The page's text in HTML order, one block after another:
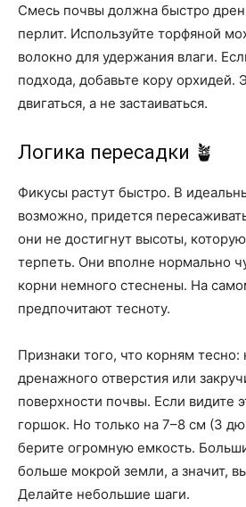
Смесь почвы должна быстро
перлит. Используйте торфяной
волокно для удержания влаги.
подхода, добавьте кору орхидей.
двигаться, а не застаиваться.
Логика пересадки 🪴
Фикусы растут быстро. В
возможно, придется
они не достигнут высоты,
терпеть. Они вполне нормально
корни немного стеснены. На
предпочитают тесноту.
Признаки того, что корням
дренажного отверстия или
поверхности почвы. Если видите
горшок. Но только на 7–8 см (3
берите огромную емкость.
больше мокрой земли, а значит,
Делайте небольшие шаги.